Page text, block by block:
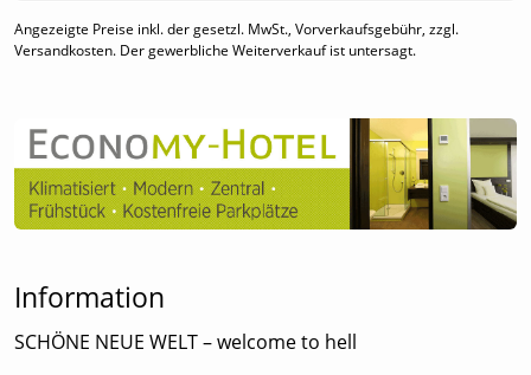
Angezeigte Preise inkl. der gesetzl. MwSt., Vorverkaufsgebühr, zzgl.
Versandkosten. Der gewerbliche Weiterverkauf ist untersagt.
Information
SCHÖNE NEUE WELT – welcome to hell